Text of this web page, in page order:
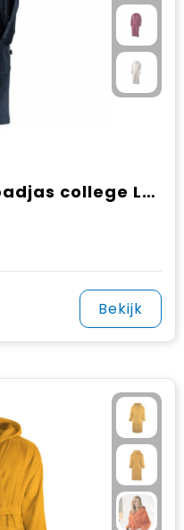
Kosta Linnewafveri badjas college L/XL
Bekijk